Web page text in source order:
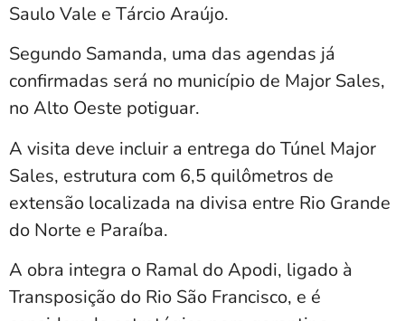
Saulo Vale e Tárcio Araújo.
Segundo Samanda, uma das agendas já
confirmadas será no município de Major Sales,
no Alto Oeste potiguar.
A visita deve incluir a entrega do Túnel Major
Sales, estrutura com 6,5 quilômetros de
extensão localizada na divisa entre Rio Grande
do Norte e Paraíba.
A obra integra o Ramal do Apodi, ligado à
Transposição do Rio São Francisco, e é